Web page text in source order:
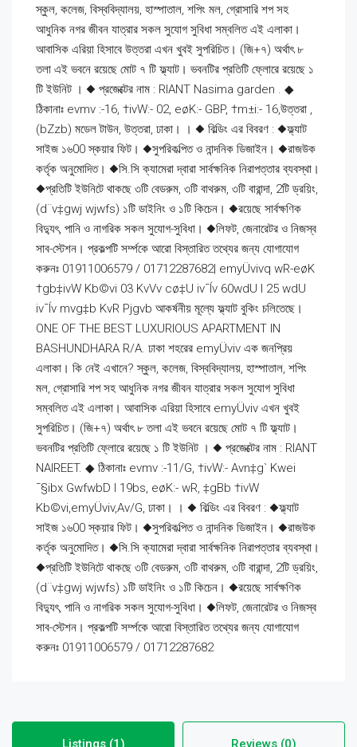
স্কুল, কলেজ, বিস্ববিদ্যালয়, হাস্পাতাল, শপিং মল, গ্রোসারি শপ সহ
আধুনিক নগর জীবন যাত্রার সকল সুযোগ সুবিধা সম্বলিত এই এলাকা।
আবাসিক এরিয়া হিসাবে উত্তরা এখন খুবই সুপরিচিত। (জি+৭) অর্থাৎ ৮
তলা এই ভবনে রয়েছে মোট ৭ টি ফ্ল্যাট। ভবনটির প্রতিটি ফ্লোরে রয়েছে ১
টি ইউনিট । ◆ প্রজেক্টের নাম : RIANT Nasima garden . ◆
ঠিকানাঃ evmv :-16, †ivW:- 02, eøK:- GBP, †m±i:- 16,উত্তরা ,
(bZzb) মডেল টাউন, উত্তরা, ঢাকা। । ◆ বিল্ডিং এর বিবরণ : ◆ফ্ল্যাট
সাইজ ১৬00 স্কয়ার ফিট। ◆সুপরিকল্পিত ও নান্দনিক ডিজাইন। ◆রাজউক
কর্তৃক অনুমোদিত। ◆সি.সি ক্যামেরা দ্বারা সার্বক্ষনিক নিরাপত্তার ব্যবস্থা।
◆প্রতিটি ইউনিটে থাকছে ৩টি বেডরুম, ৩টি বাথরুম, ৩টি বারান্দা, 2টি ড্রয়িং,
(d¨v‡gwj wjwfs) ১টি ডাইনিং ও ১টি কিচেন। ◆রয়েছে সার্বক্ষণিক
বিদ্যুৎ, পানি ও নাগরিক সকল সুযোগ-সুবিধা। ◆লিফট, জেনারেটর ও নিজস্ব
সাব-স্টেশন। প্রকল্পটি সর্ম্পকে আরো বিস্তারিত তথ্যের জন্য যোগাযোগ
করুনঃ 01911006579 / 01712287682| emyÜvivq wR-eøK
†gb‡ivW Kb©vi 03 KvVv cø‡U iv¯Ív 60wdU I 25 wdU
iv¯Ív mvg‡b KvR Pjgvb আকর্ষনীয় মূল্যে ফ্ল্যাট বুকিং চলিতেছে।
ONE OF THE BEST LUXURIOUS APARTMENT IN
BASHUNDHARA R/A. ঢাকা শহরের emyÜviv এক জনপ্রিয়
এলাকা। কি নেই এখানে? স্কুল, কলেজ, বিস্ববিদ্যালয়, হাস্পাতাল, শপিং
মল, গ্রোসারি শপ সহ আধুনিক নগর জীবন যাত্রার সকল সুযোগ সুবিধা
সম্বলিত এই এলাকা। আবাসিক এরিয়া হিসাবে emyÜviv এখন খুবই
সুপরিচিত। (জি+৭) অর্থাৎ ৮ তলা এই ভবনে রয়েছে মোট ৭ টি ফ্ল্যাট।
ভবনটির প্রতিটি ফ্লোরে রয়েছে ১ টি ইউনিট । ◆ প্রজেক্টের নাম : RIANT
NAIREET. ◆ ঠিকানাঃ evmv :-11/G, †ivW:- Avn‡g` Kwei
¯§ibx GwfwbD I 19bs, eøK:- wR, ‡gBb †ivW
Kb©vi,emyÜviv,Av/G, ঢাকা। । ◆ বিল্ডিং এর বিবরণ : ◆ফ্ল্যাট
সাইজ ১৬00 স্কয়ার ফিট। ◆সুপরিকল্পিত ও নান্দনিক ডিজাইন। ◆রাজউক
কর্তৃক অনুমোদিত। ◆সি.সি ক্যামেরা দ্বারা সার্বক্ষনিক নিরাপত্তার ব্যবস্থা।
◆প্রতিটি ইউনিটে থাকছে ৩টি বেডরুম, ৩টি বাথরুম, ৩টি বারান্দা, 2টি ড্রয়িং,
(d¨v‡gwj wjwfs) ১টি ডাইনিং ও ১টি কিচেন। ◆রয়েছে সার্বক্ষণিক
বিদ্যুৎ, পানি ও নাগরিক সকল সুযোগ-সুবিধা। ◆লিফট, জেনারেটর ও নিজস্ব
সাব-স্টেশন। প্রকল্পটি সর্ম্পকে আরো বিস্তারিত তথ্যের জন্য যোগাযোগ
করুনঃ 01911006579 / 01712287682
Listings (1) Reviews (0)